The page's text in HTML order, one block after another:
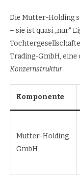
Die Mutter-Holding
– sie ist quasi „nur“
Trading-GmbH,
Konzernstruktur.
Komponente
Mutter-Holding
GmbH